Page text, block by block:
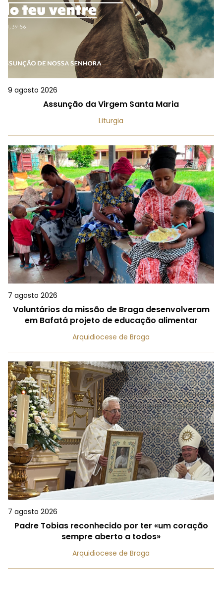
9 agosto 2026
Assunção da Virgem Santa Maria
Liturgia
7 agosto 2026
Voluntários da missão de Braga desenvolveram
em Bafatá projeto de educação alimentar
Arquidiocese de Braga
7 agosto 2026
Padre Tobias reconhecido por ter «um coração
sempre aberto a todos»
Arquidiocese de Braga